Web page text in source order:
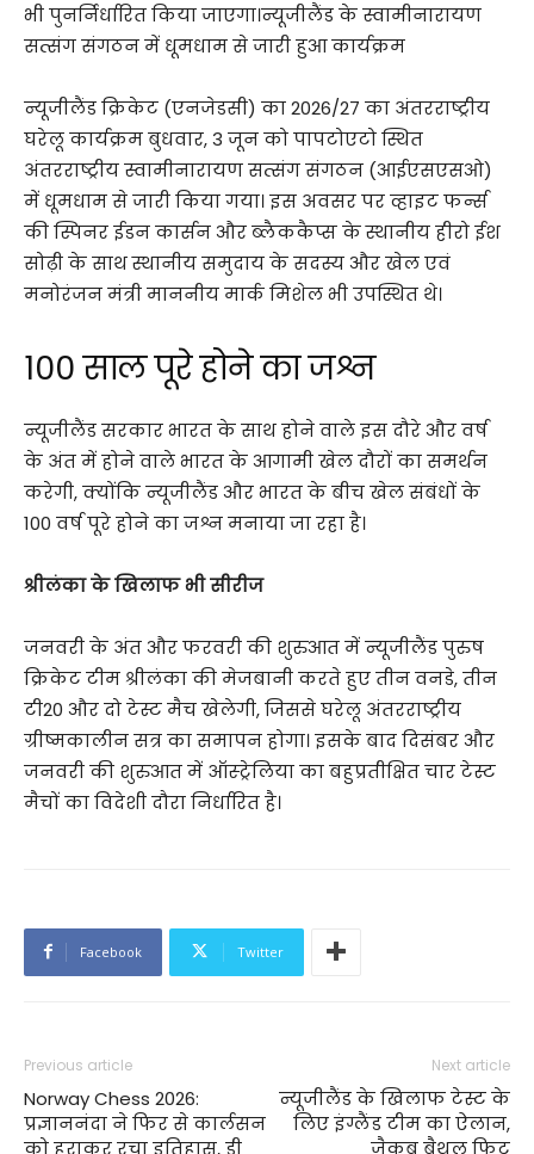
भी पुनर्निर्धारित किया जाएगा।न्यूजीलैंड के स्वामीनारायण
सत्संग संगठन में धूमधाम से जारी हुआ कार्यक्रम
न्यूजीलैंड क्रिकेट (एनजेडसी) का 2026/27 का अंतरराष्ट्रीय
घरेलू कार्यक्रम बुधवार, 3 जून को पापटोएटो स्थित
अंतरराष्ट्रीय स्वामीनारायण सत्संग संगठन (आईएसएसओ)
में धूमधाम से जारी किया गया। इस अवसर पर व्हाइट फर्न्स
की स्पिनर ईडन कार्सन और ब्लैककैप्स के स्थानीय हीरो ईश
सोढ़ी के साथ स्थानीय समुदाय के सदस्य और खेल एवं
मनोरंजन मंत्री माननीय मार्क मिशेल भी उपस्थित थे।
100 साल पूरे होने का जश्न
न्यूजीलैंड सरकार भारत के साथ होने वाले इस दौरे और वर्ष
के अंत में होने वाले भारत के आगामी खेल दौरों का समर्थन
करेगी, क्योंकि न्यूजीलैंड और भारत के बीच खेल संबंधों के
100 वर्ष पूरे होने का जश्न मनाया जा रहा है।
श्रीलंका के खिलाफ भी सीरीज
जनवरी के अंत और फरवरी की शुरुआत में न्यूजीलैंड पुरुष
क्रिकेट टीम श्रीलंका की मेजबानी करते हुए तीन वनडे, तीन
टी20 और दो टेस्ट मैच खेलेगी, जिससे घरेलू अंतरराष्ट्रीय
ग्रीष्मकालीन सत्र का समापन होगा। इसके बाद दिसंबर और
जनवरी की शुरुआत में ऑस्ट्रेलिया का बहुप्रतीक्षित चार टेस्ट
मैचों का विदेशी दौरा निर्धारित है।
Facebook Twitter
Previous article
Norway Chess 2026:
प्रज्ञाननंदा ने फिर से कार्लसन
को हराकर रचा इतिहास, डी
Next article
न्यूजीलैंड के खिलाफ टेस्ट के
लिए इंग्लैंड टीम का ऐलान,
जैकब बैथल फिट